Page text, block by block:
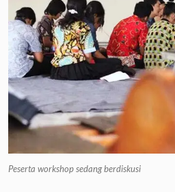
Peserta workshop sedang berdiskusi